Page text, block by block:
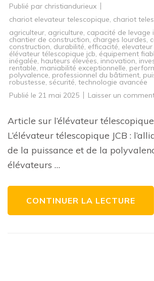
Publié par christiandurieux
chariot elevateur telescopique, chariot
agriculteur, agriculture, capacité de levage
chantier de construction, charges lourdes,
construction, durabilité, efficacité,
élévateur télescopique jcb, équipement
inégalée, hauteurs élevées, innovation,
rentable, maniabilité exceptionnelle,
polyvalence, professionnel du bâtiment,
robustesse, sécurité, technologie avancée
Publié le 21 mai 2025 Laisser un
Article sur l’élévateur télescopique
L’élévateur télescopique JCB :
de la puissance et de la
élévateurs …
CONTINUER LA LECTURE